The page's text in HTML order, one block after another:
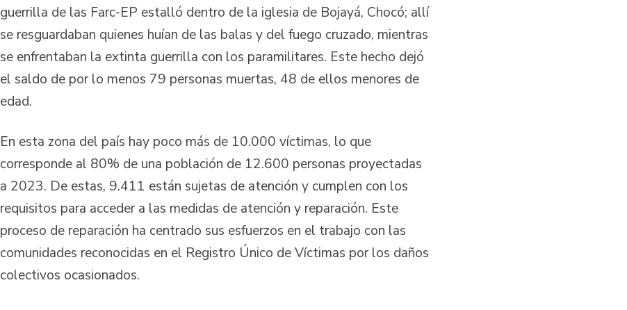
guerrilla de las Farc-EP estalló dentro de la iglesia de Bojayá, Chocó; allí
se resguardaban quienes huían de las balas y del fuego cruzado, mientras
se enfrentaban la extinta guerrilla con los paramilitares. Este hecho dejó
el saldo de por lo menos 79 personas muertas, 48 de ellos menores de
edad.
En esta zona del país hay poco más de 10.000 víctimas, lo que
corresponde al 80% de una población de 12.600 personas proyectadas
a 2023. De estas, 9.411 están sujetas de atención y cumplen con los
requisitos para acceder a las medidas de atención y reparación. Este
proceso de reparación ha centrado sus esfuerzos en el trabajo con las
comunidades reconocidas en el Registro Único de Víctimas por los daños
colectivos ocasionados.